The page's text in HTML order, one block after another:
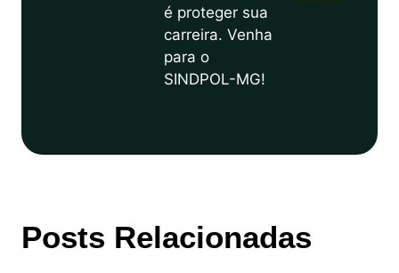
é proteger sua
carreira. Venha
para o
SINDPOL-MG!
Posts Relacionadas